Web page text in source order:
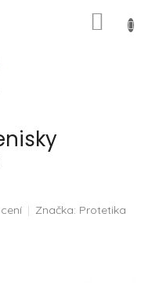
Značka: Protetika